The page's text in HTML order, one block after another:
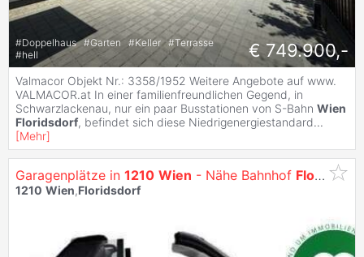
#Doppelhaus #Garten #Keller #Terrasse
#hell € 749.900,-
Valmacor Objekt Nr.: 3358/1952 Weitere Angebote auf www.
VALMACOR.at In einer familienfreundlichen Gegend, in
Schwarzlackenau, nur ein paar Busstationen von S-Bahn Wien
Floridsdorf, befindet sich diese Niedrigenergiestandard...
[Mehr]
Garagenplätze in 1210 Wien - Nähe Bahnhof Floridsdorf
1210 Wien,Floridsdorf